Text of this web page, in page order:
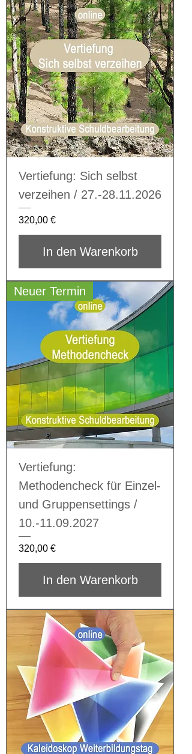
Vertiefung: Sich selbst
verzeihen / 27.-28.11.2026
Preis
320,00 €
In den Warenkorb
Neuer Termin
Vertiefung:
Methodencheck für Einzel-
und Gruppensettings /
10.-11.09.2027
Preis
320,00 €
In den Warenkorb